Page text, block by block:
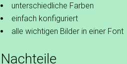
unterschiedliche Farben
einfach konfiguriert
alle wichtigen Bilder in einer Font
Nachteile